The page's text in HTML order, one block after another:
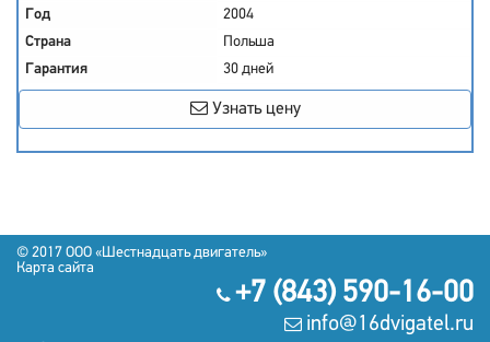
Год
2004
Страна
Польша
Гарантия
30 дней
Узнать цену
© 2017 OOO «Шестнадцать двигатель»
Карта сайта
+7 (843) 590-16-00
info@16dvigatel.ru